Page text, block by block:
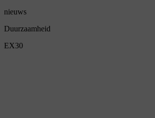
nieuws
Duurzaamheid
EX30